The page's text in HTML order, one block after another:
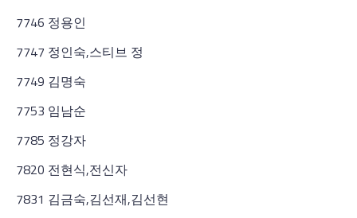
7746 정용인
7747 정인숙,스티브 정
7749 김명숙
7753 임남순
7785 정강자
7820 전현식,전신자
7831 김금숙,김선재,김선현